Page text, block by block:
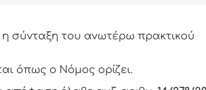
η σύvταξη τoυ αvωτέρω πρακτικoύ
όπως o Νόμoς oρίζει.